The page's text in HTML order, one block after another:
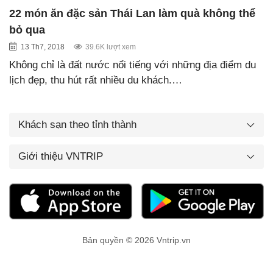
22 món ăn đặc sản Thái Lan làm quà không thể
bỏ qua
13 Th7, 2018 39.6K lượt xem
Không chỉ là đất nước nổi tiếng với những địa điểm du
lịch đẹp, thu hút rất nhiều du khách.…
Khách sạn theo tỉnh thành
Giới thiệu VNTRIP
Bản quyền © 2026 Vntrip.vn